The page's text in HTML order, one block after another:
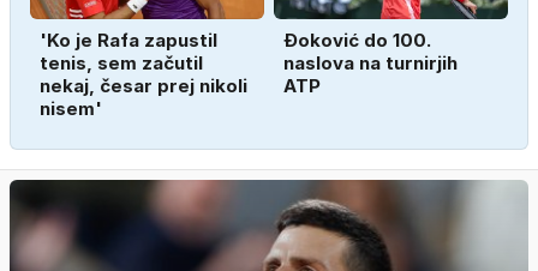
'Ko je Rafa zapustil
tenis, sem začutil
nekaj, česar prej nikoli
nisem'
Đoković do 100.
naslova na turnirjih
ATP